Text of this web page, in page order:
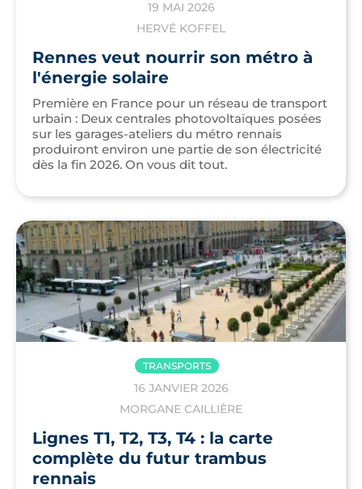
19 MAI 2026
HERVÉ KOFFEL
Rennes veut nourrir son métro à
l'énergie solaire
Première en France pour un réseau de transport
urbain : Deux centrales photovoltaïques posées
sur les garages-ateliers du métro rennais
produiront environ une partie de son électricité
dès la fin 2026. On vous dit tout.
TRANSPORTS
16 JANVIER 2026
MORGANE CAILLIÈRE
Lignes T1, T2, T3, T4 : la carte
complète du futur trambus
rennais